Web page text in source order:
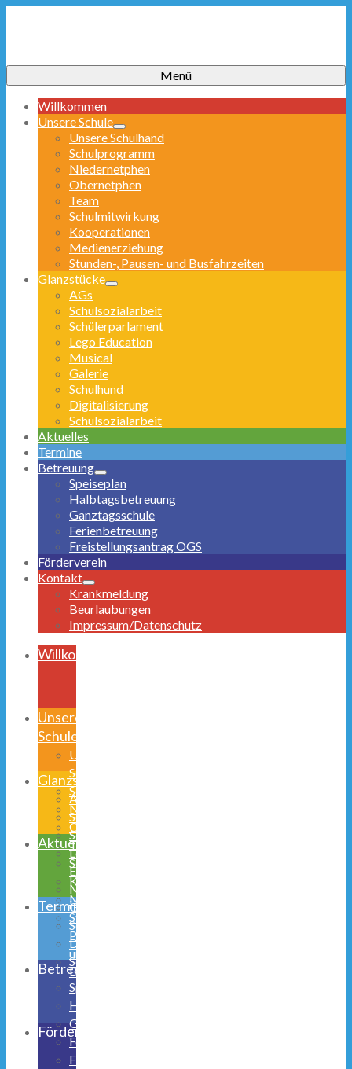
Menü
Willkommen
Unsere Schule
Unsere Schulhand
Schulprogramm
Niedernetphen
Obernetphen
Team
Schulmitwirkung
Kooperationen
Medienerziehung
Stunden-, Pausen- und Busfahrzeiten
Glanzstücke
AGs
Schulsozialarbeit
Schülerparlament
Lego Education
Musical
Galerie
Schulhund
Digitalisierung
Schulsozialarbeit
Aktuelles
Termine
Betreuung
Speiseplan
Halbtagsbetreuung
Ganztagsschule
Ferienbetreuung
Freistellungsantrag OGS
Förderverein
Kontakt
Krankmeldung
Beurlaubungen
Impressum/Datenschutz
Willkommen
Unsere
Schule
Unsere
Schulhand
Schulprogramm
Niedernetphen
Obernetphen
Team
Schulmitwirkung
Kooperationen
Medienerziehung
Stunden-,
Pausen-
und
Busfahrzeiten
Glanzstücke
AGs
Schulsozialarbeit
Schülerparlament
Lego
Education
Musical
Galerie
Schulhund
Digitalisierung
Schulsozialarbeit
Aktuelles
Termine
Betreuung
Speiseplan
Halbtagsbetreuung
Ganztagsschule
Ferienbetreuung
Freistellungsantrag
Förderverein